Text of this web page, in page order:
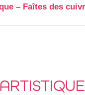
– Faîtes des